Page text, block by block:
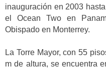
inauguración en 2003
el Ocean Two en
Obispado en Monterrey.
La Torre Mayor, con 55
m de altura, se encuentra